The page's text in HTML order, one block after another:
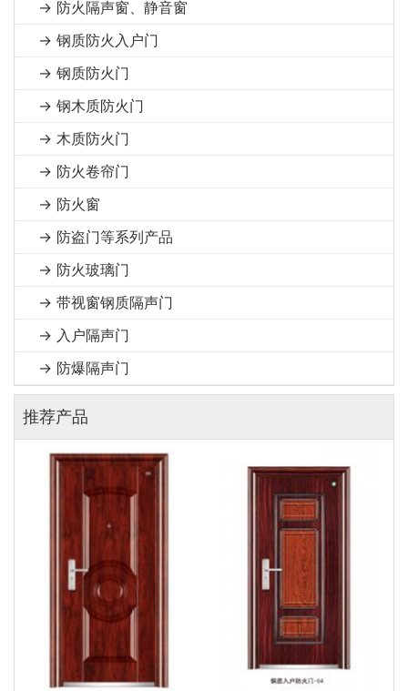
→ 防火隔声窗、静音窗
→ 钢质防火入户门
→ 钢质防火门
→ 钢木质防火门
→ 木质防火门
→ 防火卷帘门
→ 防火窗
→ 防盗门等系列产品
→ 防火玻璃门
→ 带视窗钢质隔声门
→ 入户隔声门
→ 防爆隔声门
推荐产品